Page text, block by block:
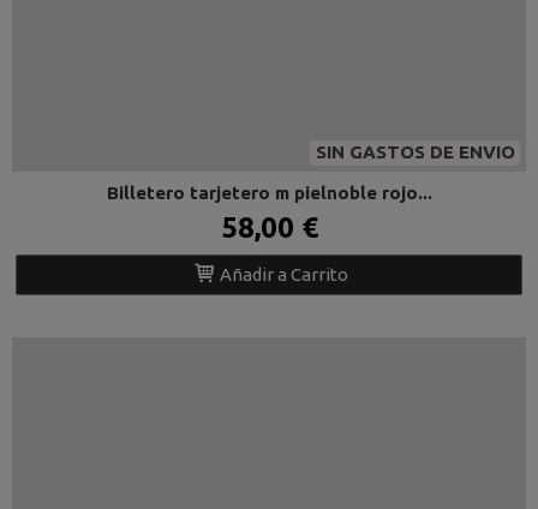
SIN GASTOS DE ENVIO
Billetero tarjetero m pielnoble rojo...
58,00 €
Añadir a Carrito